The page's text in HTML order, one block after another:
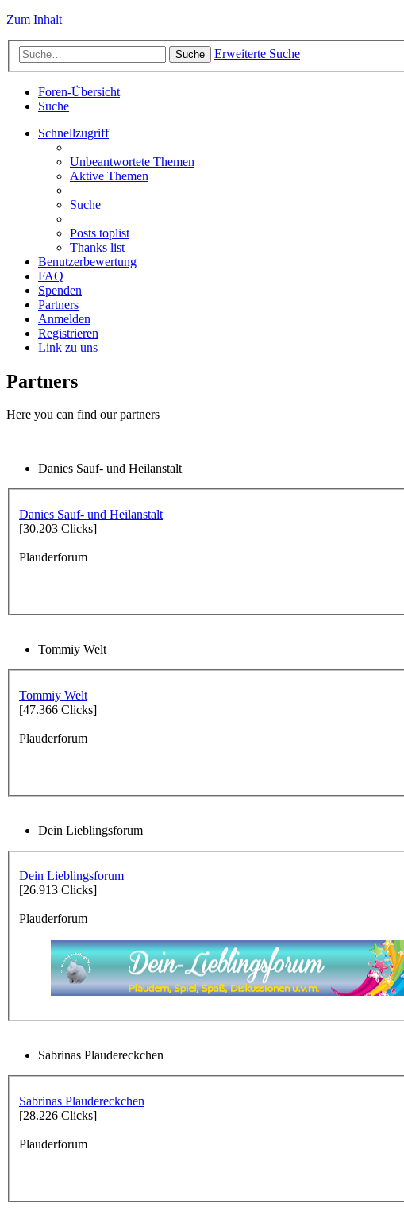
Zum Inhalt
Suche Erweiterte Suche
Foren-Übersicht
Suche
Schnellzugriff
Unbeantwortete Themen
Aktive Themen
Suche
Posts toplist
Thanks list
Benutzerbewertung
FAQ
Spenden
Partners
Anmelden
Registrieren
Link zu uns
Partners
Here you can find our partners
Danies Sauf- und Heilanstalt
Danies Sauf- und Heilanstalt
[30.203 Clicks]
Plauderforum
Tommiy Welt
Tommiy Welt
[47.366 Clicks]
Plauderforum
Dein Lieblingsforum
Dein Lieblingsforum
[26.913 Clicks]
Plauderforum
Sabrinas Plaudereckchen
Sabrinas Plaudereckchen
[28.226 Clicks]
Plauderforum